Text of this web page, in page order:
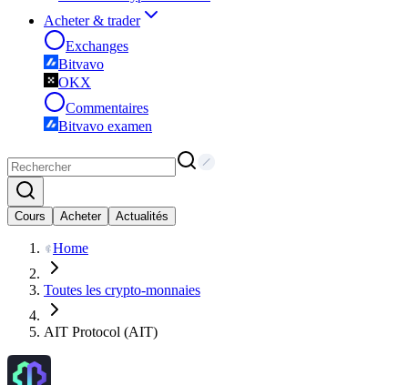
Acheter & trader
Exchanges
Bitvavo
OKX
Commentaires
Bitvavo examen
Cours Acheter Actualités
Home
Toutes les crypto-monnaies
AIT Protocol (AIT)